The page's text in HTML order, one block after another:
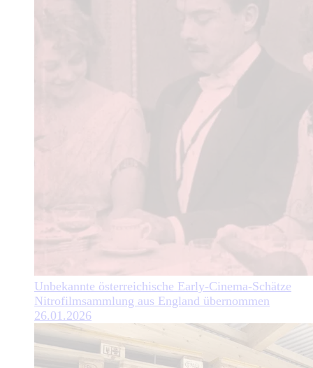
Unbekannte österreichische Early-Cinema-Schätze
Nitrofilmsammlung aus England übernommen
26.01.2026